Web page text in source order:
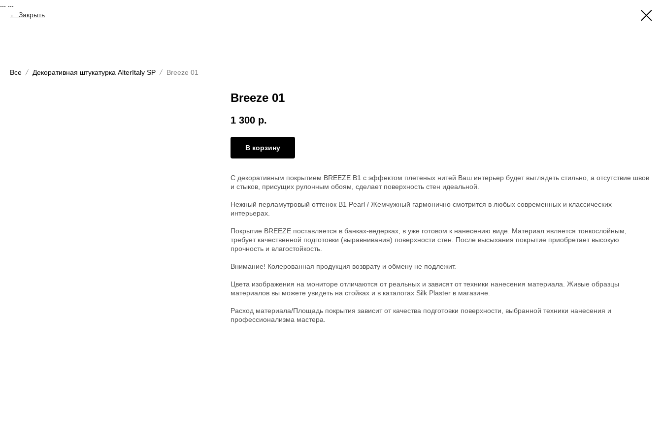
... ...
Закрыть
Все Декоративная штукатурка AlterItaly SP Breeze 01
Breeze 01
1 300 р.
В корзину
С декоративным покрытием BREEZE В1 с эффектом плетеных нитей Ваш интерьер будет выглядеть стильно, а отсутствие швов
и стыков, присущих рулонным обоям, сделает поверхность стен идеальной.
Нежный перламутровый оттенок В1 Pearl / Жемчужный гармонично смотрится в любых современных и классических
интерьерах.
Покрытие BREEZE поставляется в банках-ведерках, в уже готовом к нанесению виде. Материал является тонкослойным,
требует качественной подготовки (выравнивания) поверхности стен. После высыхания покрытие приобретает высокую
прочность и влагостойкость.
Внимание! Колерованная продукция возврату и обмену не подлежит.
Цвета изображения на мониторе отличаются от реальных и зависят от техники нанесения материала. Живые образцы
материалов вы можете увидеть на стойках и в каталогах Silk Plaster в магазине.
Расход материала/Площадь покрытия зависит от качества подготовки поверхности, выбранной техники нанесения и
профессионализма мастера.